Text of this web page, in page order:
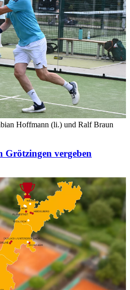
Hoffmann (li.) und Ralf Braun
Grötzingen vergeben